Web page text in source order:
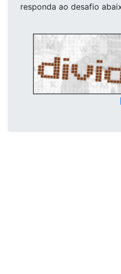
responda ao desafio